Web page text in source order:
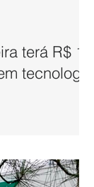
terá R$ 12
tecnologia